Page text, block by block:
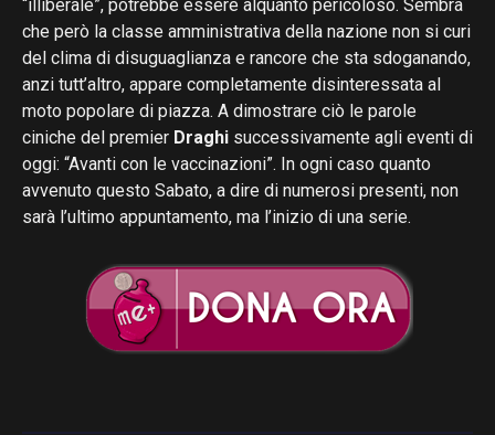
“illiberale”, potrebbe essere alquanto pericoloso. Sembra
che però la classe amministrativa della nazione non si curi
del clima di disuguaglianza e rancore che sta sdoganando,
anzi tutt’altro, appare completamente disinteressata al
moto popolare di piazza. A dimostrare ciò le parole
ciniche del premier Draghi successivamente agli eventi di
oggi: “Avanti con le vaccinazioni”. In ogni caso quanto
avvenuto questo Sabato, a dire di numerosi presenti, non
sarà l’ultimo appuntamento, ma l’inizio di una serie.